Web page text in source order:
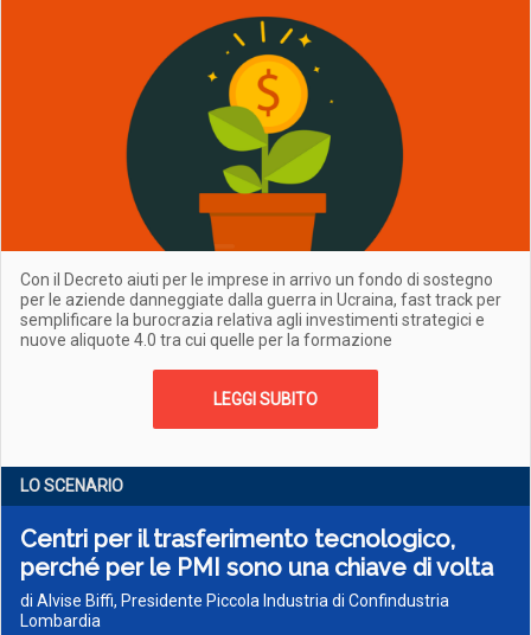
Con il Decreto aiuti per le imprese in arrivo un fondo di sostegno
per le aziende danneggiate dalla guerra in Ucraina, fast track per
semplificare la burocrazia relativa agli investimenti strategici e
nuove aliquote 4.0 tra cui quelle per la formazione
LEGGI SUBITO
LO SCENARIO
Centri per il trasferimento tecnologico,
perché per le PMI sono una chiave di volta
di Alvise Biffi, Presidente Piccola Industria di Confindustria
Lombardia